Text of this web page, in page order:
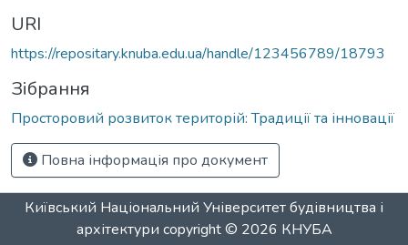
URI
https://repositary.knuba.edu.ua/handle/123456789/18793
Зібрання
Просторовий розвиток територій: Традиції та інновації
Повна інформація про документ
Київський Національний Університет будівництва і
архітектури copyright © 2026 КНУБА